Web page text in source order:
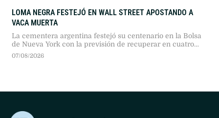
LOMA NEGRA FESTEJÓ EN WALL STREET APOSTANDO A
VACA MUERTA
La cementera argentina festejó su centenario en la Bolsa
de Nueva York con la previsión de recuperar en cuatro
años sus niveles históricos de producción, impulsada por
07/08/2026